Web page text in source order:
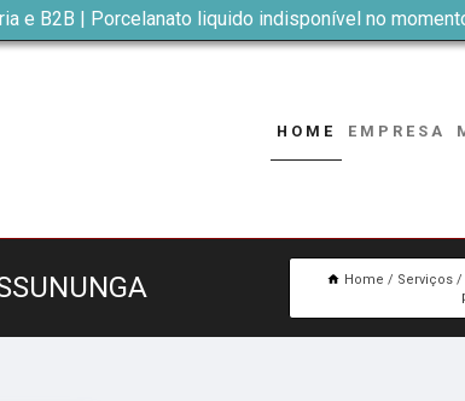
e B2B | Porcelanato liquido indisponível no
HOME EMPRESA
Home
Serviços